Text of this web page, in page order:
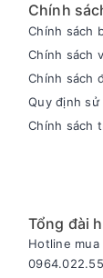
Chính
Chính sách
Chính sách
Chính sách
Quy định sử
Chính sách
Tổng đài
Hotline mua